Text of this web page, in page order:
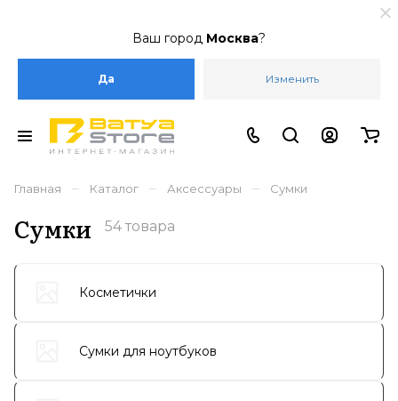
Ваш город Москва?
Да Изменить
Главная – Каталог – Аксессуары – Сумки
Сумки 54 товара
Косметички
Сумки для ноутбуков